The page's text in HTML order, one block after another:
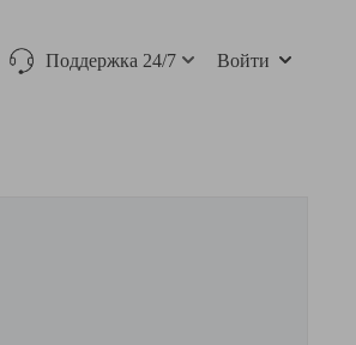
Поддержка 24/7 Войти